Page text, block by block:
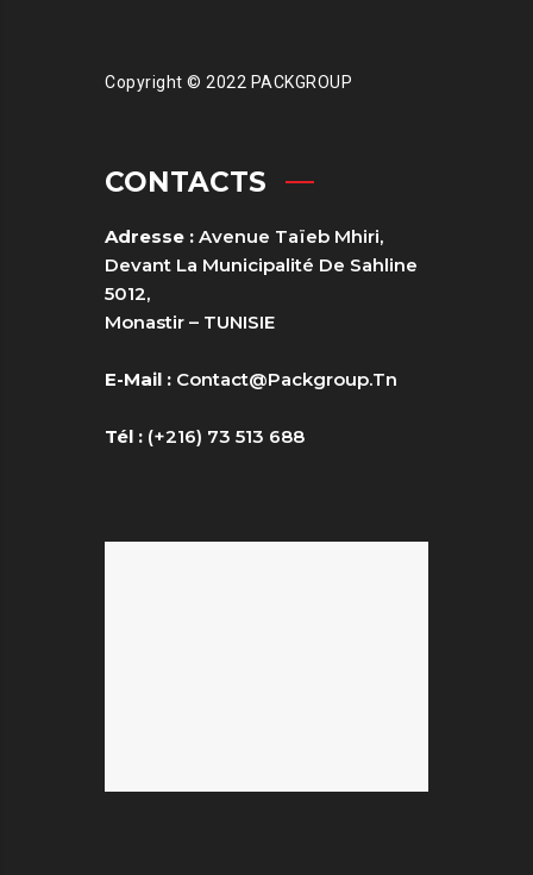
Copyright © 2022 PACKGROUP
CONTACTS
Adresse : Avenue Taïeb Mhiri,
Devant La Municipalité De Sahline
5012,
Monastir – TUNISIE
E-Mail : Contact@packgroup.tn
Tél : (+216) 73 513 688